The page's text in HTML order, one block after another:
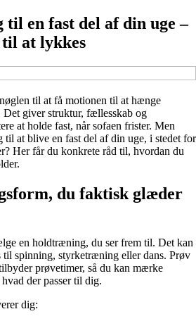
en fast del af din uge –
til at lykkes
til at få motionen til at hænge
Det giver struktur, fællesskab og
at holde fast, når sofaen frister. Men
at blive en fast del af din uge, i stedet for
Her får du konkrete råd til, hvordan du
du faktisk glæder
en holdtræning, du ser frem til. Det kan
spinning, styrketræning eller dans. Prøv
prøvetimer, så du kan mærke
der passer til dig.
dig: